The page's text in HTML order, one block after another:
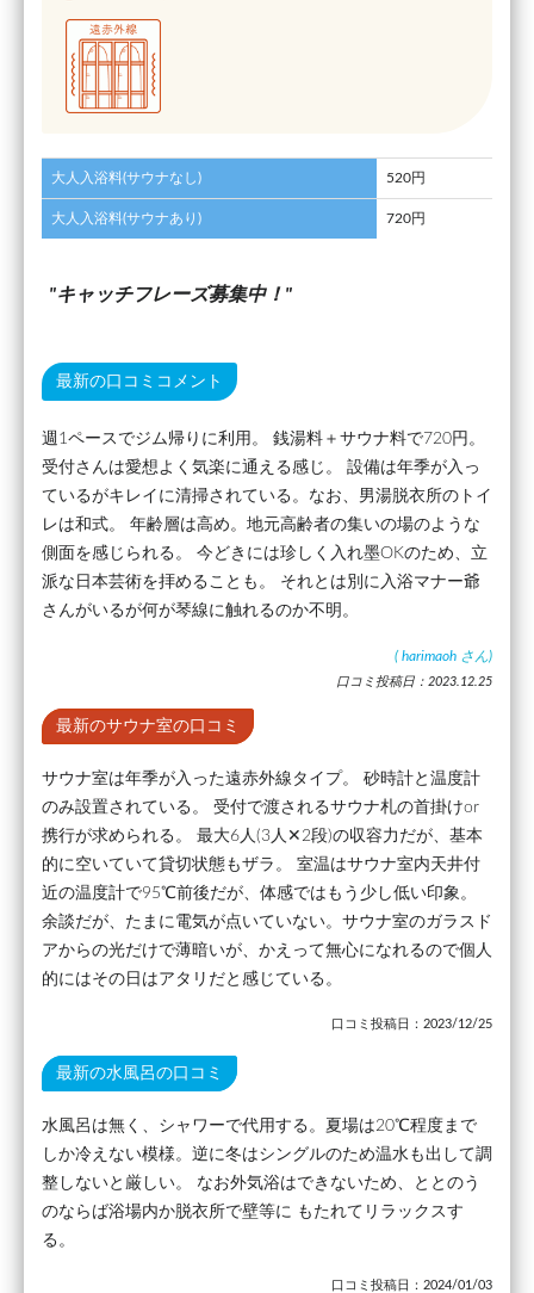
大人入浴料(サウナなし) 520円
大人入浴料(サウナあり) 720円
キャッチフレーズ募集中！
最新の口コミコメント
週1ペースでジム帰りに利用。 銭湯料＋サウナ料で720円。
受付さんは愛想よく気楽に通える感じ。 設備は年季が入っ
ているがキレイに清掃されている。なお、男湯脱衣所のトイ
レは和式。 年齢層は高め。地元高齢者の集いの場のような
側面を感じられる。 今どきには珍しく入れ墨OKのため、立
派な日本芸術を拝めることも。 それとは別に入浴マナー爺
さんがいるが何が琴線に触れるのか不明。
( harimaoh さん)
口コミ投稿日：2023.12.25
最新のサウナ室の口コミ
サウナ室は年季が入った遠赤外線タイプ。 砂時計と温度計
のみ設置されている。 受付で渡されるサウナ札の首掛けor
携行が求められる。 最大6人(3人✕2段)の収容力だが、基本
的に空いていて貸切状態もザラ。 室温はサウナ室内天井付
近の温度計で95℃前後だが、体感ではもう少し低い印象。
余談だが、たまに電気が点いていない。サウナ室のガラスド
アからの光だけで薄暗いが、かえって無心になれるので個人
的にはその日はアタリだと感じている。
口コミ投稿日：2023/12/25
最新の水風呂の口コミ
水風呂は無く、シャワーで代用する。夏場は20℃程度まで
しか冷えない模様。逆に冬はシングルのため温水も出して調
整しないと厳しい。 なお外気浴はできないため、ととのう
のならば浴場内か脱衣所で壁等に もたれてリラックスす
る。
口コミ投稿日：2024/01/03